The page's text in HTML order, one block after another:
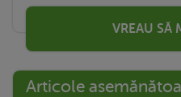
VREAU SĂ
Articole